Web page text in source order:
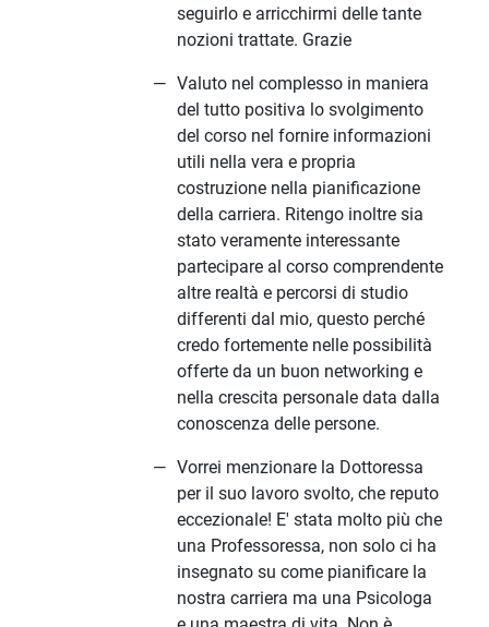
seguirlo e arricchirmi delle tante
nozioni trattate. Grazie
Valuto nel complesso in maniera
del tutto positiva lo svolgimento
del corso nel fornire informazioni
utili nella vera e propria
costruzione nella pianificazione
della carriera. Ritengo inoltre sia
stato veramente interessante
partecipare al corso comprendente
altre realtà e percorsi di studio
differenti dal mio, questo perché
credo fortemente nelle possibilità
offerte da un buon networking e
nella crescita personale data dalla
conoscenza delle persone.
Vorrei menzionare la Dottoressa
per il suo lavoro svolto, che reputo
eccezionale! E' stata molto più che
una Professoressa, non solo ci ha
insegnato su come pianificare la
nostra carriera ma una Psicologa